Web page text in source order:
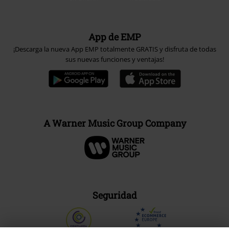
App de EMP
¡Descarga la nueva App EMP totalmente GRATIS y disfruta de todas
sus nuevas funciones y ventajas!
A Warner Music Group Company
Seguridad